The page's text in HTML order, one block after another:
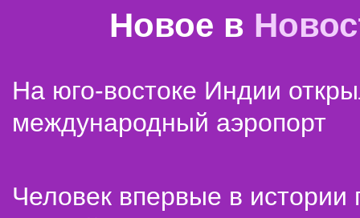
Новое в
На юго-востоке Индии
международный аэропорт
Человек впервые в истории